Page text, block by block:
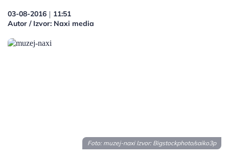
03-08-2016 | 11:51
Autor / Izvor: Naxi media
Foto: muzej-naxi Izvor: Bigstockphoto/saiko3p